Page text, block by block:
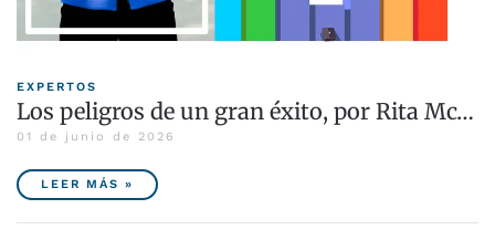
EXPERTOS
Los peligros de un gran éxito, por Rita Mc…
01 de junio de 2026
LEER MÁS »